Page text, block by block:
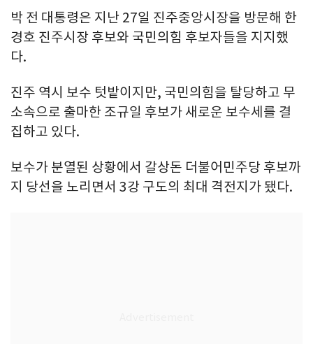
박 전 대통령은 지난 27일 진주중앙시장을 방문해 한
경호 진주시장 후보와 국민의힘 후보자들을 지지했
다.
진주 역시 보수 텃밭이지만, 국민의힘을 탈당하고 무
소속으로 출마한 조규일 후보가 새로운 보수세를 결
집하고 있다.
보수가 분열된 상황에서 갈상돈 더불어민주당 후보까
지 당선을 노리면서 3강 구도의 최대 격전지가 됐다.